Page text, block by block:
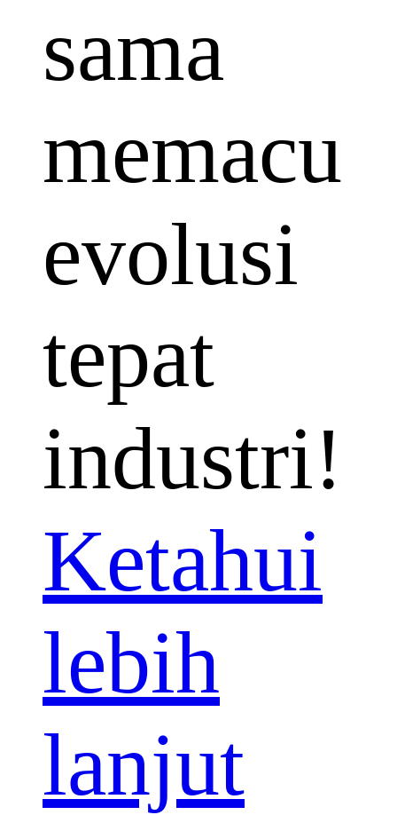
sama
memacu
evolusi
tepat
industri!
Ketahui
lebih
lanjut